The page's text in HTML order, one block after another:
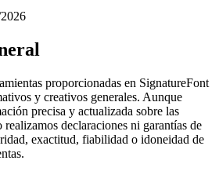
proporcionadas en SignatureFont
y creativos generales. Aunque
precisa y actualizada sobre las
declaraciones ni garantías de
exactitud, fiabilidad o idoneidad de